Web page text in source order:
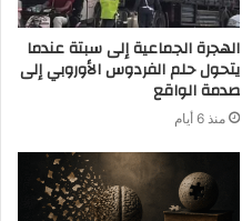
الهجرة الجماعية إلى سبتة عندما
يتحول حلم الفردوس الأوروبي إلى
صدمة الواقع
منذ 6 أيام